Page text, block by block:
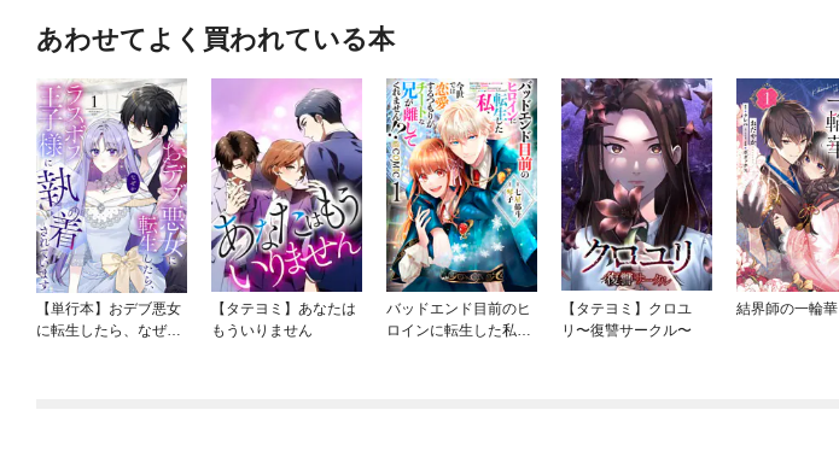
あわせてよく買われている本
【単行本】おデブ悪女
に転生したら、なぜか
【タテヨミ】あなたは
もういりません
バッドエンド目前のヒ
ロインに転生した私、
【タテヨミ】クロユ
リ〜復讐サークル〜
結界師の一輪華